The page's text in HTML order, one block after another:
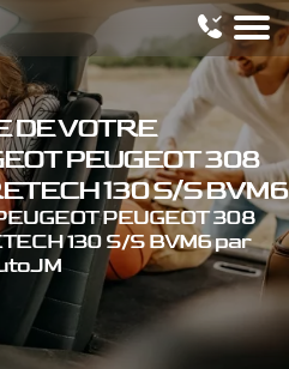
DE VOTRE
PEUGEOT 308
130 S/S BVM6
PEUGEOT 308
130 S/S BVM6 par